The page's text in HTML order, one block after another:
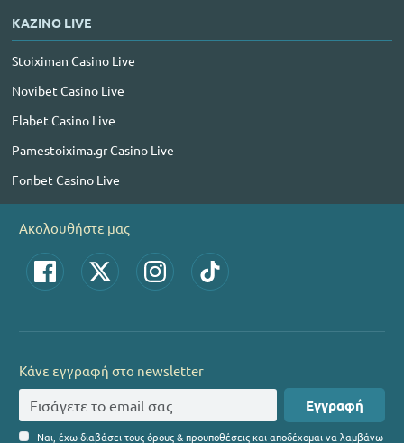
ΚΑΖΙΝΟ LIVE
Stoiximan Casino Live
Novibet Casino Live
Elabet Casino Live
Pamestoixima.gr Casino Live
Fonbet Casino Live
Ακολουθήστε μας
Κάνε εγγραφή στο newsletter
Εγγραφή
Ναι, έχω διαβάσει τους όρους & προυποθέσεις και αποδέχομαι να λαμβάνω